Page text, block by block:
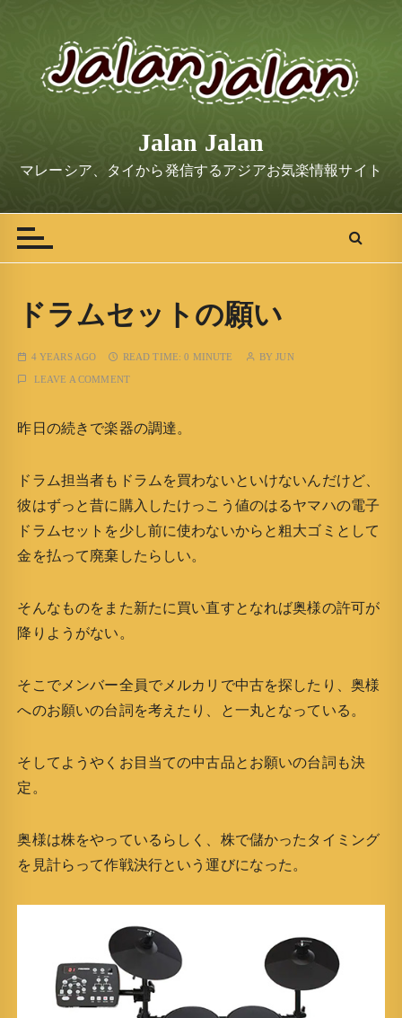
t
Jalan Jalan
マレーシア、タイから発信するアジアお気楽情報サイト
ドラムセットの願い
4 YEARS AGO READ TIME:0 MINUTE BYJUN
LEAVE A COMMENT
昨日の続きで楽器の調達。
ドラム担当者もドラムを買わないといけないんだけど、
彼はずっと昔に購入したけっこう値のはるヤマハの電子
ドラムセットを少し前に使わないからと粗大ゴミとして
金を払って廃棄したらしい。
そんなものをまた新たに買い直すとなれば奥様の許可が
降りようがない。
そこでメンバー全員でメルカリで中古を探したり、奥様
へのお願いの台詞を考えたり、と一丸となっている。
そしてようやくお目当ての中古品とお願いの台詞も決
定。
奥様は株をやっているらしく、株で儲かったタイミング
を見計らって作戦決行という運びになった。